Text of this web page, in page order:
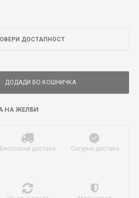
ДОСТАПНОСТ
ДОДАДИ ВО КОШНИЧКА
НА ЖЕЛБИ
Бесплатна достава Сигурна достава